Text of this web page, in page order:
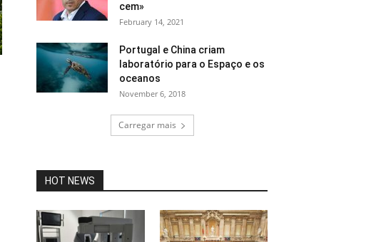
cem»
February 14, 2021
Portugal e China criam
laboratório para o Espaço e os
oceanos
November 6, 2018
Carregar mais
HOT NEWS